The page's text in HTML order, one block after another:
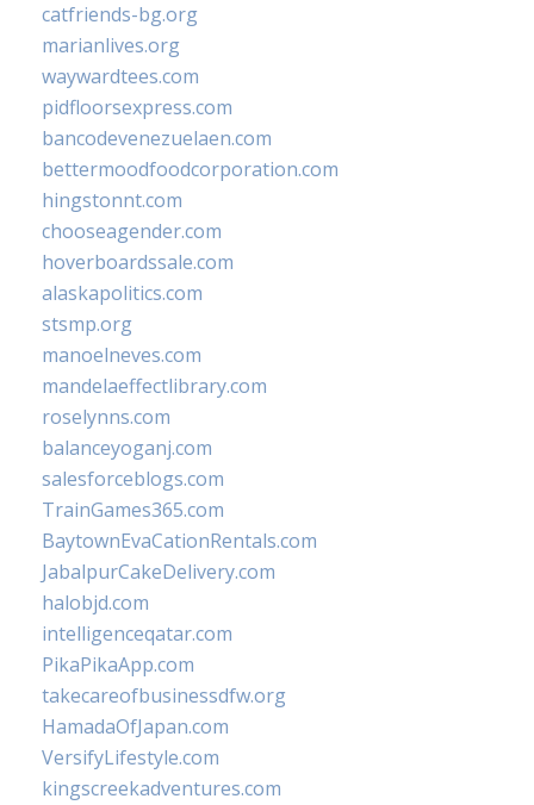
catfriends-bg.org
marianlives.org
waywardtees.com
pidfloorsexpress.com
bancodevenezuelaen.com
bettermoodfoodcorporation.com
hingstonnt.com
chooseagender.com
hoverboardssale.com
alaskapolitics.com
stsmp.org
manoelneves.com
mandelaeffectlibrary.com
roselynns.com
balanceyoganj.com
salesforceblogs.com
TrainGames365.com
BaytownEvaCationRentals.com
JabalpurCakeDelivery.com
halobjd.com
intelligenceqatar.com
PikaPikaApp.com
takecareofbusinessdfw.org
HamadaOfJapan.com
VersifyLifestyle.com
kingscreekadventures.com